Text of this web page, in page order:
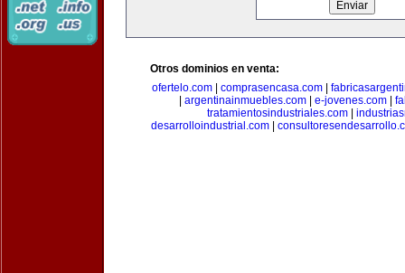
Otros dominios en venta:
ofertelo.com| comprasencasa.com|
argentinainmuebles.com| e-jovenes.com|
tratamientosindustriales.com
desarrolloindustrial.com|